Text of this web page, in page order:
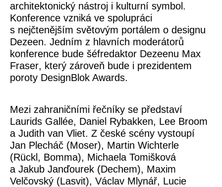
architektonický nástroj i kulturní symbol.
Konference vzniká ve spolupráci
s nejčtenějším světovým portálem o designu
Dezeen. Jedním z hlavních moderátorů
konference bude šéfredaktor Dezeenu Max
Fraser, který zároveň bude i prezidentem
poroty DesignBlok Awards.
Mezi zahraničními řečníky se představí
Laurids Gallée, Daniel Rybakken, Lee Broom
a Judith van Vliet. Z české scény vystoupí
Jan Plecháč (Moser), Martin Wichterle
(Rückl, Bomma), Michaela Tomišková
a Jakub Janďourek (Dechem), Maxim
Velčovský (Lasvit), Václav Mlynář, Lucie